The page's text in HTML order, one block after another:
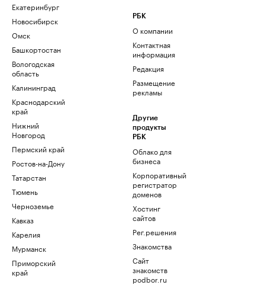
Екатеринбург
Новосибирск
Омск
Башкортостан
Вологодская
область
Калининград
Краснодарский
край
Нижний
Новгород
Пермский край
Ростов-на-Дону
Татарстан
Тюмень
Черноземье
Кавказ
Карелия
Мурманск
Приморский
край
РБК
О компании
Контактная
информация
Редакция
Размещение
рекламы
Другие
продукты
РБК
Облако для
бизнеса
Корпоративный
регистратор
доменов
Хостинг
сайтов
Рег.решения
Знакомства
Сайт
знакомств
podbor.ru